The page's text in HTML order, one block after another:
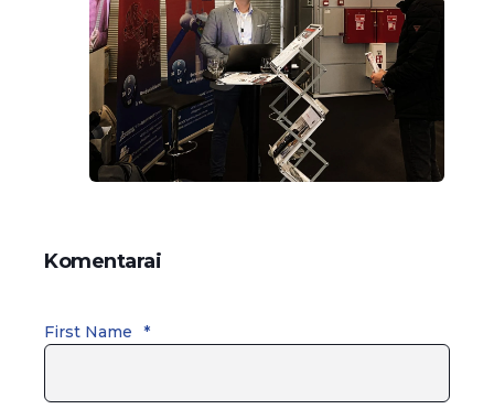
Komentarai
First Name *